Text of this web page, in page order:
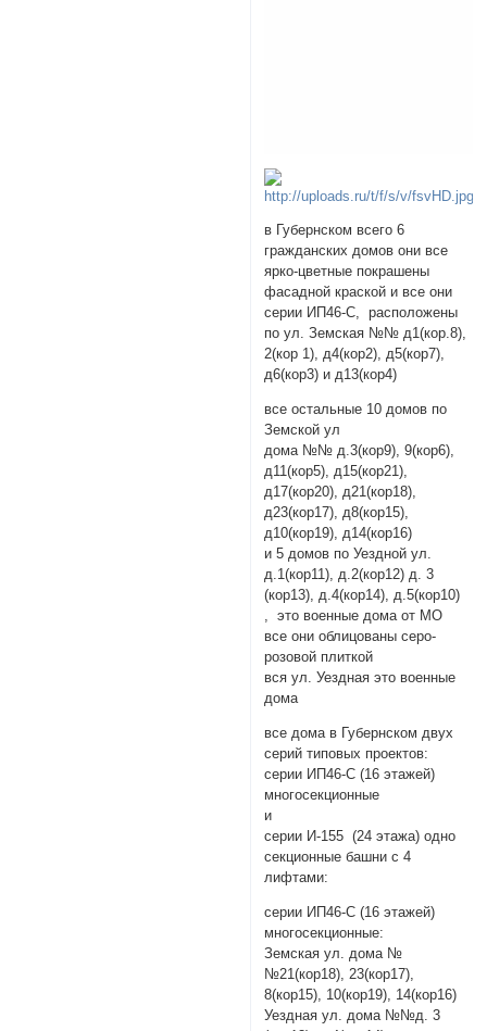
в Губернском всего 6
гражданских домов они все
ярко-цветные покрашены
фасадной краской и все они
серии ИП46-С, расположены
по ул. Земская №№ д1(кор.8),
2(кор 1), д4(кор2), д5(кор7),
д6(кор3) и д13(кор4)
все остальные 10 домов по
Земской ул
дома №№ д.3(кор9), 9(кор6),
д11(кор5), д15(кор21),
д17(кор20), д21(кор18),
д23(кор17), д8(кор15),
д10(кор19), д14(кор16)
и 5 домов по Уездной ул.
д.1(кор11), д.2(кор12) д. 3
(кор13), д.4(кор14), д.5(кор10)
, это военные дома от МО
все они облицованы серо-
розовой плиткой
вся ул. Уездная это военные
дома
все дома в Губернском двух
серий типовых проектов:
серии ИП46-С (16 этажей)
многосекционные
и
серии И-155 (24 этажа) одно
секционные башни с 4
лифтами:
серии ИП46-С (16 этажей)
многосекционные:
Земская ул. дома №
№21(кор18), 23(кор17),
8(кор15), 10(кор19), 14(кор16)
Уездная ул. дома №№д. 3